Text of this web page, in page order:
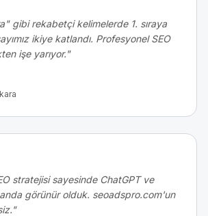
gibi rekabetçi kelimelerde 1. sıraya
ikiye katlandı. Profesyonel SEO
işe yarıyor."
stratejisi sayesinde ChatGPT ve
görünür olduk. seoadspro.com'un
"